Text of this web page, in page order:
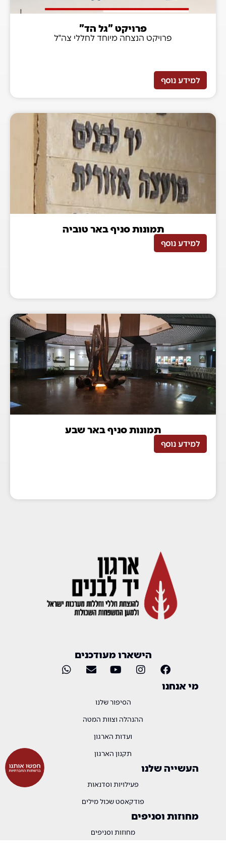
פרויקט "גל הד"
פרויקט הנצחה מיוחד לחללי צה"ל
למידע נוסף
תמונות סניף באר טוביה
למידע נוסף
תמונות סניף באר שבע
למידע נוסף
מחוזות וסניפים
מחוזות וסניפים
העשייה שלנו
פעילויות וסדנאות
פודקאסט שכול מילים
מי אנחנו
הסיפור שלנו
ההנהלה וצוות המטה
ועדות הארגון
תקנון הארגון
הישארו מעודכנים